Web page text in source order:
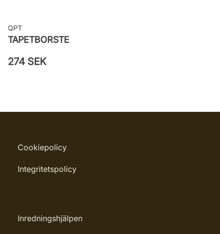
QPT
TAPETBORSTE
274 SEK
Cookiepolicy
Integritetspolicy
Inredningshjälpen